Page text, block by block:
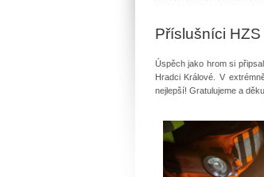
Příslušníci
Úspěch jako hrom si
Hradci Králové. V
nejlepší! Gratulujeme a